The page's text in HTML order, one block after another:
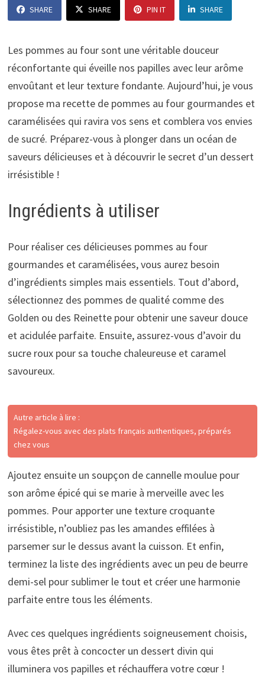
SHARE SHARE PIN IT SHARE
Les pommes au four sont une véritable douceur
réconfortante qui éveille nos papilles avec leur arôme
envoûtant et leur texture fondante. Aujourd’hui, je vous
propose ma recette de pommes au four gourmandes et
caramélisées qui ravira vos sens et comblera vos envies
de sucré. Préparez-vous à plonger dans un océan de
saveurs délicieuses et à découvrir le secret d’un dessert
irrésistible !
Ingrédients à utiliser
Pour réaliser ces délicieuses pommes au four
gourmandes et caramélisées, vous aurez besoin
d’ingrédients simples mais essentiels. Tout d’abord,
sélectionnez des pommes de qualité comme des
Golden ou des Reinette pour obtenir une saveur douce
et acidulée parfaite. Ensuite, assurez-vous d’avoir du
sucre roux pour sa touche chaleureuse et caramel
savoureux.
Autre article à lire :
Régalez-vous avec des plats français authentiques, préparés
chez vous
Ajoutez ensuite un soupçon de cannelle moulue pour
son arôme épicé qui se marie à merveille avec les
pommes. Pour apporter une texture croquante
irrésistible, n’oubliez pas les amandes effilées à
parsemer sur le dessus avant la cuisson. Et enfin,
terminez la liste des ingrédients avec un peu de beurre
demi-sel pour sublimer le tout et créer une harmonie
parfaite entre tous les éléments.
Avec ces quelques ingrédients soigneusement choisis,
vous êtes prêt à concocter un dessert divin qui
illuminera vos papilles et réchauffera votre cœur !